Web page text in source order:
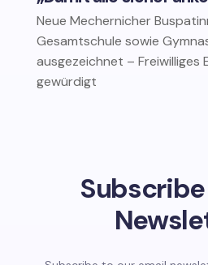
Neue Mechernicher
Gesamtschule sowie
ausgezeichnet – Freiwilliges
gewürdigt